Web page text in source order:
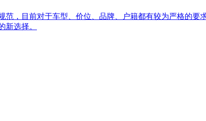
范，目前对于车型、价位、品牌、户籍都有较为严格的
新选择。